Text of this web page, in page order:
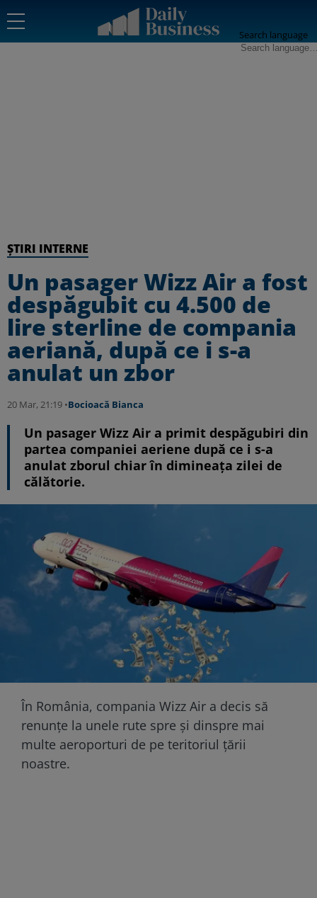
Search language
ȘTIRI INTERNE
Un pasager Wizz Air a fost
despăgubit cu 4.500 de
lire sterline de compania
aeriană, după ce i s-a
anulat un zbor
20 Mar, 21:19 •Bocioacă Bianca
Un pasager Wizz Air a primit despăgubiri din
partea companiei aeriene după ce i s-a
anulat zborul chiar în dimineața zilei de
călătorie.
În România, compania Wizz Air a decis să
renunțe la unele rute spre și dinspre mai
multe aeroporturi de pe teritoriul țării
noastre.